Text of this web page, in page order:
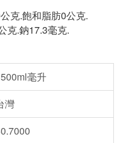
克.飽和脂肪0公克.
克.鈉17.3毫克.
毫升
灣